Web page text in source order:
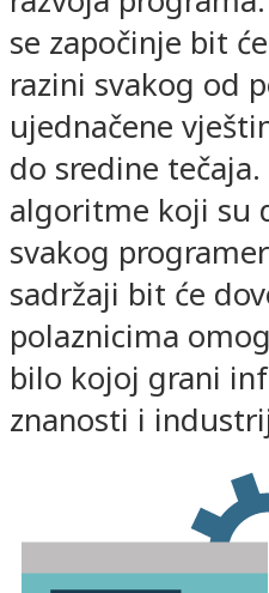
se započinje bit
razini svakog od
ujednačene
do sredine
algoritme koji su
svakog
sadržaji bit će
polaznicima
bilo kojoj grani
znanosti i